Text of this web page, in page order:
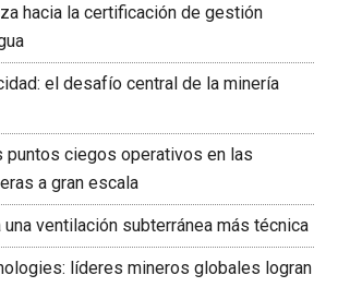
hacia la certificación de gestión
el desafío central de la minería
puntos ciegos operativos en las
a gran escala
una ventilación subterránea más técnica
líderes mineros globales logran